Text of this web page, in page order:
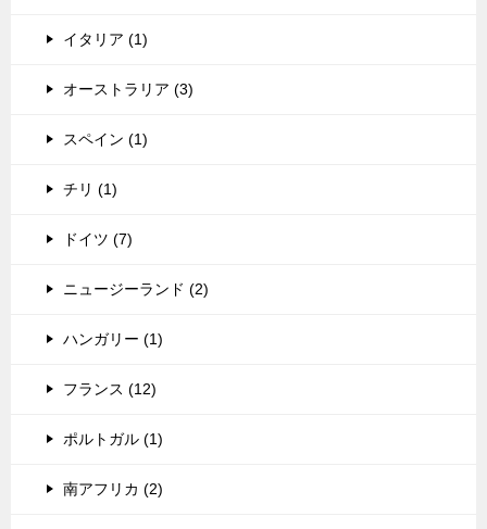
イタリア (1)
オーストラリア (3)
スペイン (1)
チリ (1)
ドイツ (7)
ニュージーランド (2)
ハンガリー (1)
フランス (12)
ポルトガル (1)
南アフリカ (2)